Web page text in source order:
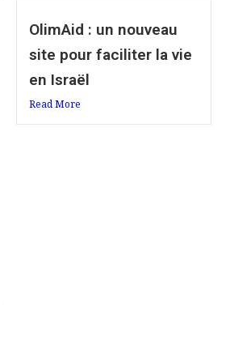
OlimAid : un nouveau
site pour faciliter la vie
en Israël
Read More